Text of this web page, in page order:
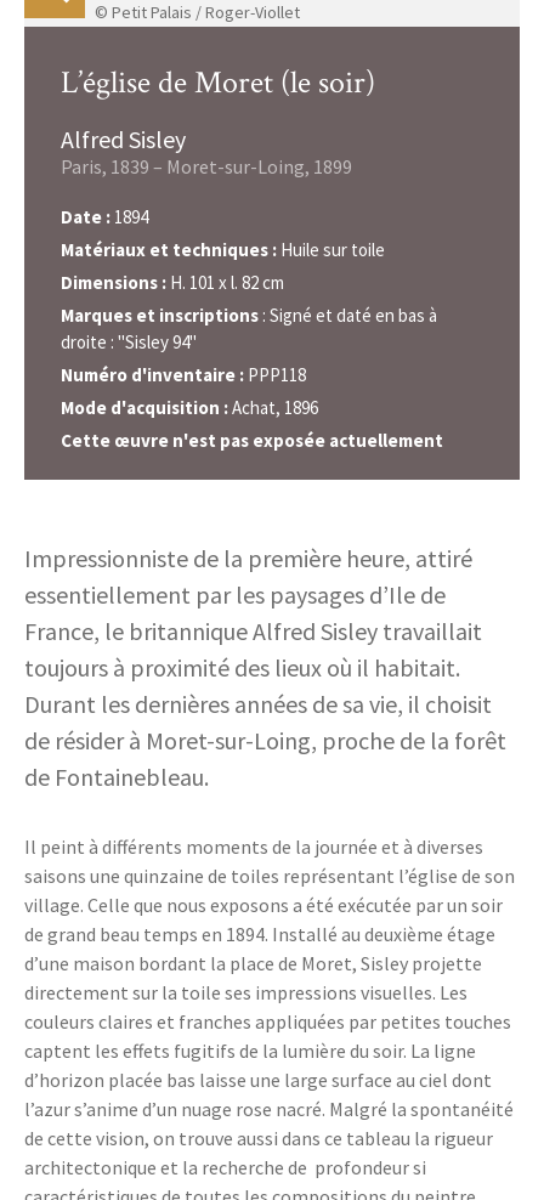
© Petit Palais / Roger-Viollet
L’église de Moret (le soir)
Alfred Sisley
Paris, 1839 – Moret-sur-Loing, 1899
Date : 1894
Matériaux et techniques : Huile sur toile
Dimensions : H. 101 x l. 82 cm
Marques et inscriptions : Signé et daté en bas à
droite : "Sisley 94"
Numéro d'inventaire : PPP118
Mode d'acquisition :Achat, 1896
Cette œuvre n'est pas exposée actuellement
Impressionniste de la première heure, attiré
essentiellement par les paysages d’Ile de
France, le britannique Alfred Sisley travaillait
toujours à proximité des lieux où il habitait.
Durant les dernières années de sa vie, il choisit
de résider à Moret-sur-Loing, proche de la forêt
de Fontainebleau.
Il peint à différents moments de la journée et à diverses
saisons une quinzaine de toiles représentant l’église de son
village. Celle que nous exposons a été exécutée par un soir
de grand beau temps en 1894. Installé au deuxième étage
d’une maison bordant la place de Moret, Sisley projette
directement sur la toile ses impressions visuelles. Les
couleurs claires et franches appliquées par petites touches
captent les effets fugitifs de la lumière du soir. La ligne
d’horizon placée bas laisse une large surface au ciel dont
l’azur s’anime d’un nuage rose nacré. Malgré la spontanéité
de cette vision, on trouve aussi dans ce tableau la rigueur
architectonique et la recherche de profondeur si